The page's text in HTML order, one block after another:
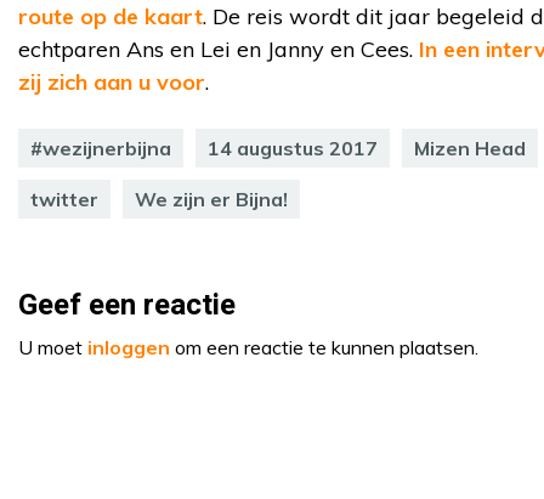
route op de kaart. De reis wordt dit jaar begeleid
echtparen Ans en Lei en Janny en Cees. In een
zij zich aan u voor.
#wezijnerbijna 14 augustus 2017 Mizen Head
twitter We zijn er Bijna!
Geef een reactie
U moet inloggen om een reactie te kunnen plaatsen.